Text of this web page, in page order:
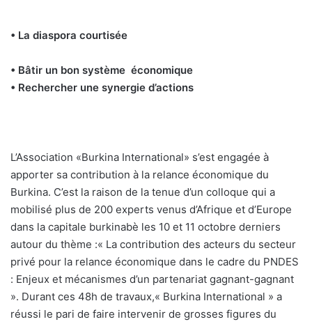
• La diaspora courtisée
• Bâtir un bon système économique
• Rechercher une synergie d’actions
L’Association «Burkina International» s’est engagée à
apporter sa contribution à la relance économique du
Burkina. C’est la raison de la tenue d’un colloque qui a
mobilisé plus de 200 experts venus d’Afrique et d’Europe
dans la capitale burkinabè les 10 et 11 octobre derniers
autour du thème :« La contribution des acteurs du secteur
privé pour la relance économique dans le cadre du PNDES
: Enjeux et mécanismes d’un partenariat gagnant-gagnant
». Durant ces 48h de travaux,« Burkina International » a
réussi le pari de faire intervenir de grosses figures du